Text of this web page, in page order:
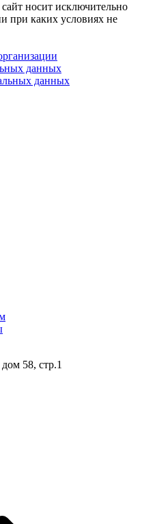
носит исключительно
при каких условиях не
данных
данных
58, стр.1